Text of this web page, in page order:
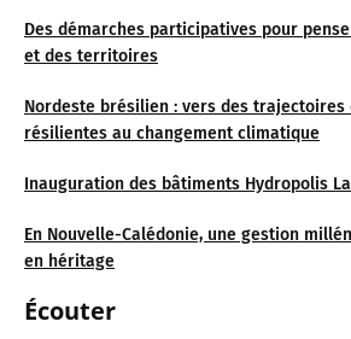
Des démarches participatives pour
et des territoires
Nordeste brésilien : vers des trajectoires
résilientes au changement climatique
Inauguration des bâtiments Hydropolis
En Nouvelle-Calédonie, une gestion
en héritage
Écouter